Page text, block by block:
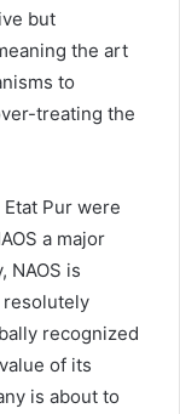
but
the art
to
treating the
Pur were
a major
NAOS is
resolutely
recognized
of its
is about to